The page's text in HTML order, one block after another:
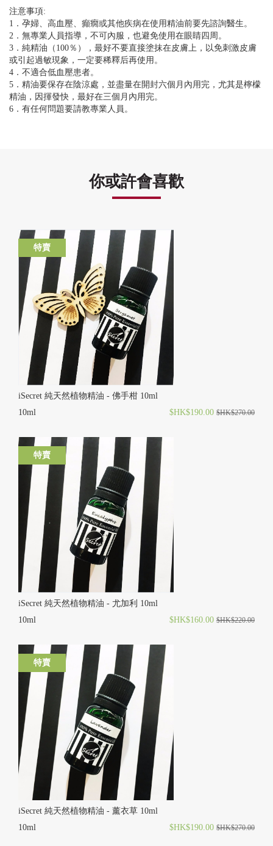
注意事項:
1．孕婦、高血壓、癲癇或其他疾病在使用精油前要先諮詢醫生。
2．無專業人員指導，不可內服，也避免使用在眼睛四周。
3．純精油（100％），最好不要直接塗抹在皮膚上，以免刺激皮膚
或引起過敏現象，一定要稀釋后再使用。
4．不適合低血壓患者。
5．精油要保存在陰涼處，並盡量在開封六個月內用完，尤其是檸檬
精油，因揮發快，最好在三個月內用完。
6．有任何問題要請教專業人員。
你或許會喜歡
iSecret 純天然植物精油 - 佛手柑 10ml
10ml
$HK$190.00 $HK$270.00
特賣
iSecret 純天然植物精油 - 尤加利 10ml
10ml
$HK$160.00 $HK$220.00
特賣
iSecret 純天然植物精油 - 薰衣草 10ml
10ml
$HK$190.00 $HK$270.00
特賣